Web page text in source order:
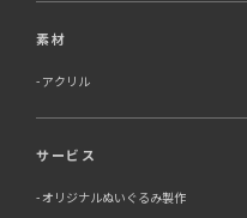
素材
アクリル
サービス
オリジナルぬいぐるみ製作